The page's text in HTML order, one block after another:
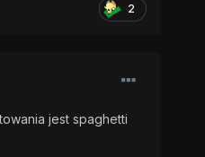
2
jest spaghetti